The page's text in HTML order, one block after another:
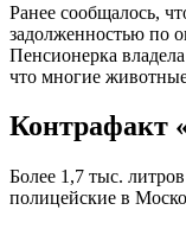
Ранее сообщалось,
задолженностью по
Пенсионерка
что многие
Контрафакт
Более 1,7 тыс.
полицейские в